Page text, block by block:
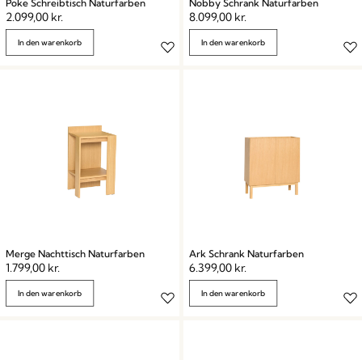
Poke Schreibtisch Naturfarben
2.099,00 kr.
In den warenkorb
Nobby Schrank Naturfarben
8.099,00 kr.
In den warenkorb
Merge Nachttisch Naturfarben
1.799,00 kr.
In den warenkorb
Ark Schrank Naturfarben
6.399,00 kr.
In den warenkorb